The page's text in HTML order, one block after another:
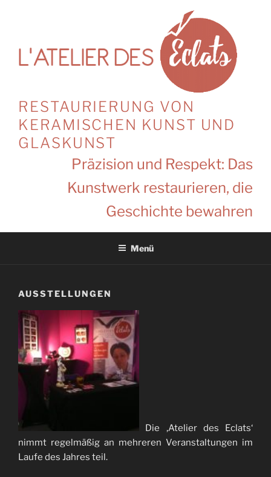
RESTAURIERUNG VON
KERAMISCHEN KUNST UND
GLASKUNST
Präzision und Respekt: Das
Kunstwerk restaurieren, die
Geschichte bewahren
Menü
AUSSTELLUNGEN
Die ‚Atelier des Eclats‘
nimmt regelmäßig an mehreren Veranstaltungen im
Laufe des Jahres teil.